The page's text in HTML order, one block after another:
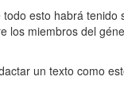
esto habrá
los miembros del
un texto como